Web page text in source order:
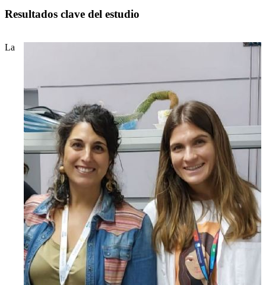
Resultados clave del estudio
La